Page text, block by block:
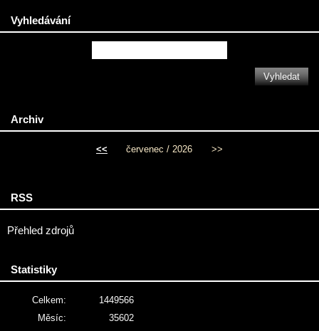
Vyhledávání
Archiv
<< červenec / 2026 >>
RSS
Přehled zdrojů
Statistiky
Celkem:
1449566
Měsíc:
35602